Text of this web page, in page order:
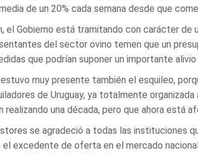
de un 20% cada semana desde que
el Gobierno está tramitando con carácter de
del sector ovino temen que un
que podrían suponer un importante
muy presente también el esquileo,
de Uruguay, ya totalmente
realizando una década, pero que ahora está
se agradeció a todas las instituciones
excedente de oferta en el mercado